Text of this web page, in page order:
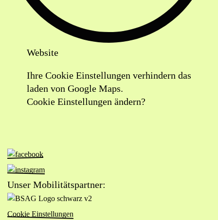
Website
Lageplan:
Bäckerei
Google
Maps
öffnen
(externer
Ihre Cookie Einstellungen verhindern das
laden von Google Maps.
Cookie Einstellungen ändern?
Zur
Facebook-
Seite
von
Das
Viertel
Zur
Seite
von
Das
Unser Mobilitätspartner:
Cookie Einstellungen